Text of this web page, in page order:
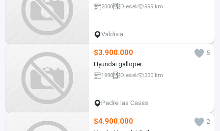
2000 Diesel 999 km
Valdivia
$3.900.000
5
Hyundai galloper
1998 Diesel 330 km
Padre las Casas
$4.900.000
2